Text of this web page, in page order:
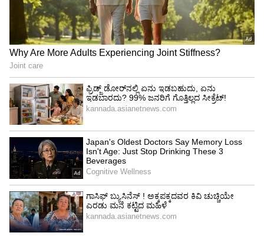
2004 ರಿಂದ 2008 ರವರೆಗೆ ಮಹಾರಾಷ್ಟ್ರದ 19 ನೇ
ರಾಜ್ಯಪಾಲರಾಗಿದ್ದರು. 2009ರಿಂದ 2012ರವರೆಗೆ ವಿದೇಶಾಂಗ
ವ್ಯವಹಾರಗಳ ಸಚಿವರಾಗಿಯು ಕೂಡ ಕರ್ತವ್ಯ
ನಿರ್ವಹಿಸಿದ್ದಾರೆ.
ಮೊದಲಿಗೆ ಪ್ರಜಾ ಸೋಷಲಿಸ್ಟ್ ಪಾರ್ಟಿ (1962 ರಿಂದ 1971),
ಬಳಿಕ ಕಾಂಗ್ರೆಸ್‌ ಸೇರಿ (1971ರಿಂದ 2017) ಬಹುಕಾಲ
ಕಾಂಗ್ರೆಸ್ ಪಕ್ಷದ ಸದಸ್ಯರಾಗಿದ್ದರು. ಬದಲಾದ ರಾಜಕೀಯ
ಸನ್ನಿವೇಶಗಳ ಕಾರಣ ಮಾರ್ಚ್ 2017ರಲ್ಲಿ ಬಿಜೆಪಿ ಪಕ್ಷ
ಸೇರಿದ್ದರು. ಇವರಿಗೆ 2023ರ ಸಾಲಿನ ಪದ್ಮವಿಭೂಷಣ ಪ್ರಶಸ್ತಿ
ನೀಡಿ ಗೌರವಿಸಲಾಗಿದೆ. ಕೆಲ ವರ್ಷಗಳಿಂದ ಸಕ್ರಿಯ
ರಾಜಕಾರಣದಿಂದ ದೂರ ಉಳಿದಿದ್ದರು.